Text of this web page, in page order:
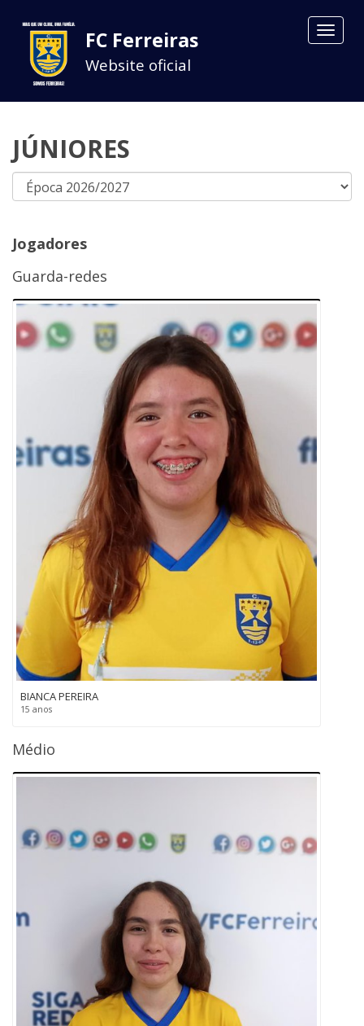
Toggle
FC Ferreiras
Website oficial
JÚNIORES
Jogadores
Guarda-redes
BIANCA PEREIRA
15 anos
Médio